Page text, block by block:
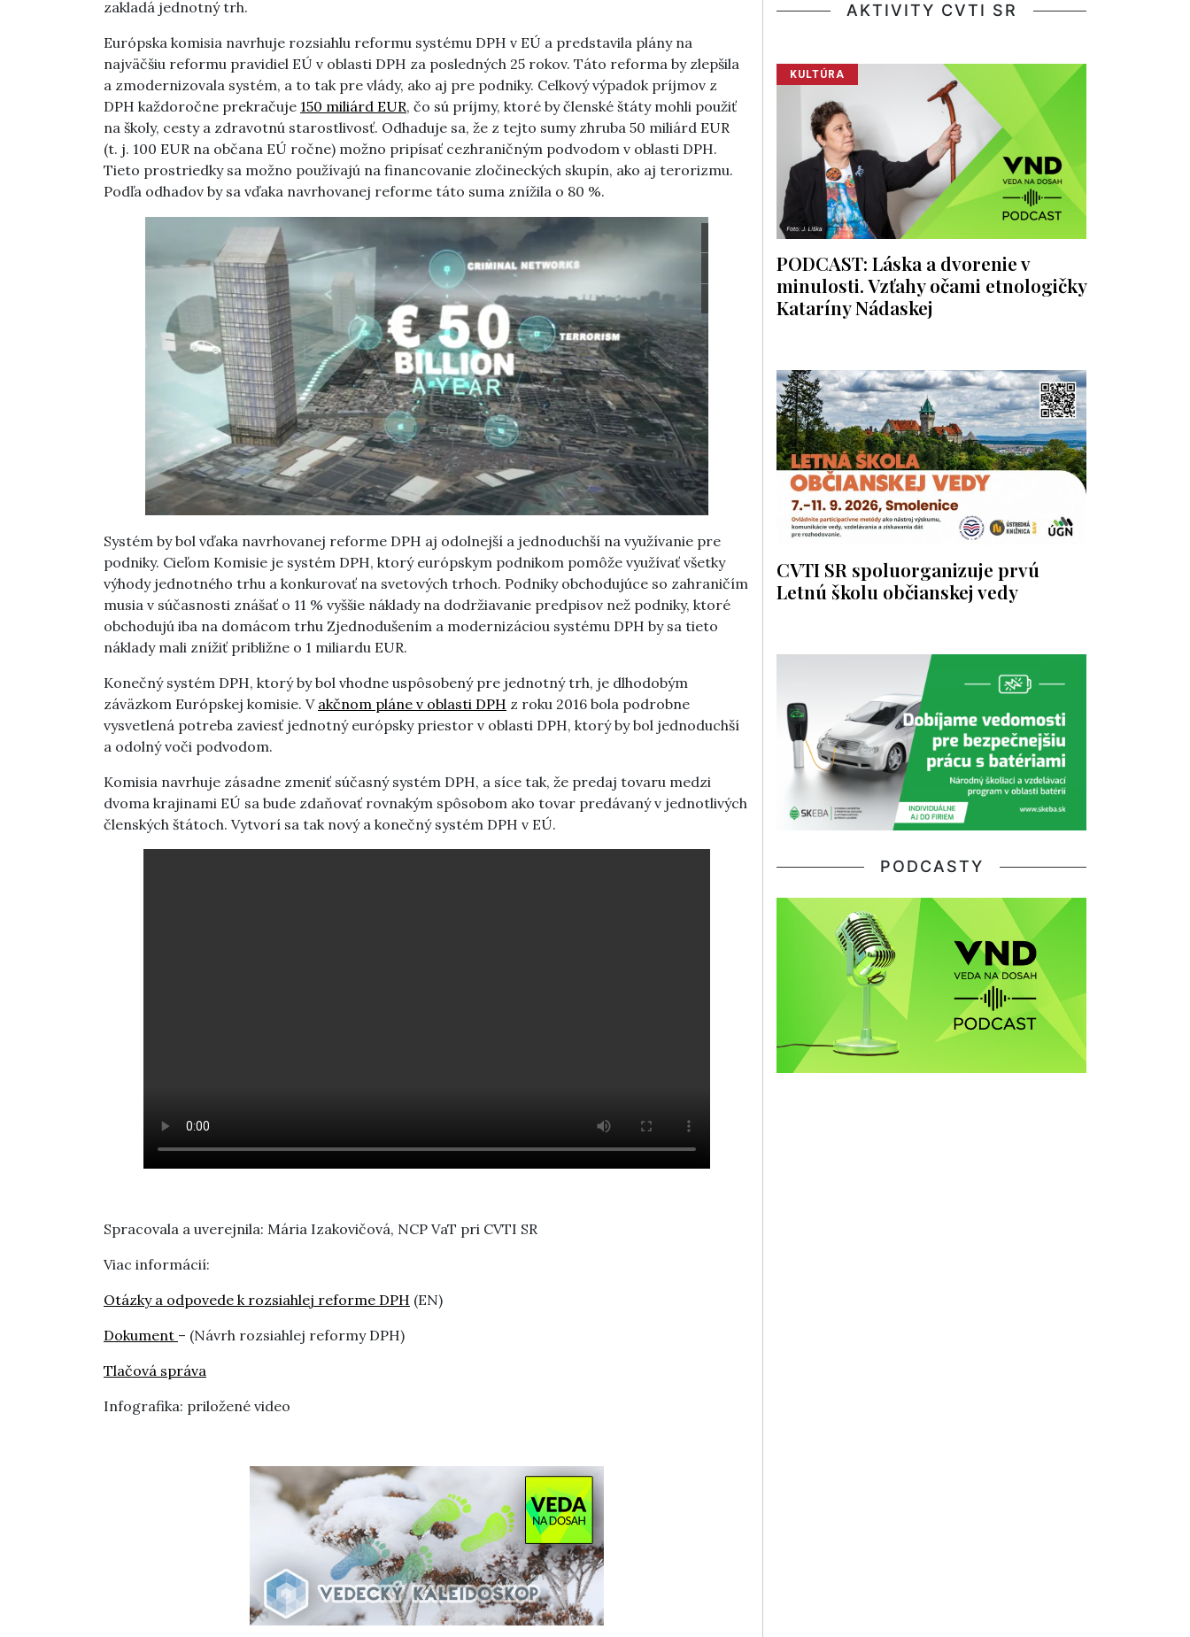
zakladá jednotný trh.
Európska komisia navrhuje rozsiahlu reformu systému DPH v EÚ a predstavila plány na
najväčšiu reformu pravidiel EÚ v oblasti DPH za posledných 25 rokov. Táto reforma by zlepšila
a zmodernizovala systém, a to tak pre vlády, ako aj pre podniky. Celkový výpadok príjmov z
DPH každoročne prekračuje 150 miliárd EUR, čo sú príjmy, ktoré by členské štáty mohli použiť
na školy, cesty a zdravotnú starostlivosť. Odhaduje sa, že z tejto sumy zhruba 50 miliárd EUR
(t. j. 100 EUR na občana EÚ ročne) možno pripísať cezhraničným podvodom v oblasti DPH.
Tieto prostriedky sa možno používajú na financovanie zločineckých skupín, ako aj terorizmu.
Podľa odhadov by sa vďaka navrhovanej reforme táto suma znížila o 80 %.
Systém by bol vďaka navrhovanej reforme DPH aj odolnejší a jednoduchší na využívanie pre
podniky. Cieľom Komisie je systém DPH, ktorý európskym podnikom pomôže využívať všetky
výhody jednotného trhu a konkurovať na svetových trhoch. Podniky obchodujúce so zahraničím
musia v súčasnosti znášať o 11 % vyššie náklady na dodržiavanie predpisov než podniky, ktoré
obchodujú iba na domácom trhu Zjednodušením a modernizáciou systému DPH by sa tieto
náklady mali znížiť približne o 1 miliardu EUR.
Konečný systém DPH, ktorý by bol vhodne uspôsobený pre jednotný trh, je dlhodobým
záväzkom Európskej komisie. V akčnom pláne v oblasti DPH z roku 2016 bola podrobne
vysvetlená potreba zaviesť jednotný európsky priestor v oblasti DPH, ktorý by bol jednoduchší
a odolný voči podvodom.
Komisia navrhuje zásadne zmeniť súčasný systém DPH, a síce tak, že predaj tovaru medzi
dvoma krajinami EÚ sa bude zdaňovať rovnakým spôsobom ako tovar predávaný v jednotlivých
členských štátoch. Vytvorí sa tak nový a konečný systém DPH v EÚ.
Spracovala a uverejnila: Mária Izakovičová, NCP VaT pri CVTI SR
Viac informácií:
Otázky a odpovede k rozsiahlej reforme DPH (EN)
Dokument – (Návrh rozsiahlej reformy DPH)
Tlačová správa
Infografika: priložené video
AKTIVITY CVTI SR
KULTÚRA
PODCAST: Láska a dvorenie v
minulosti. Vzťahy očami etnologičky
Kataríny Nádaskej
CVTI SR spoluorganizuje prvú
Letnú školu občianskej vedy
PODCASTY